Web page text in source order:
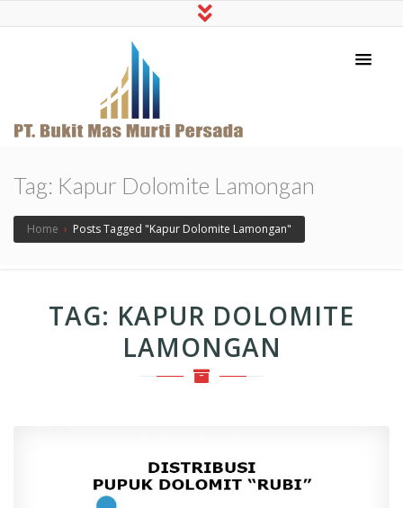
Persada
Tag: Kapur Dolomite Lamongan
Home › Posts Tagged "Kapur Dolomite Lamongan"
TAG: KAPUR DOLOMITE
LAMONGAN